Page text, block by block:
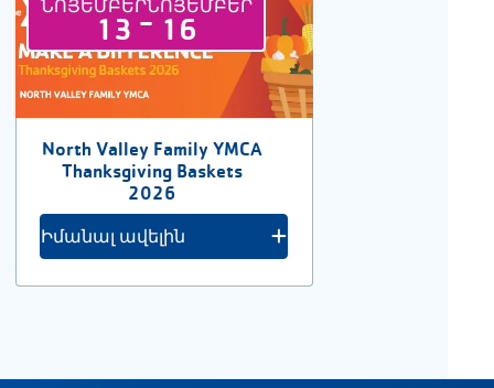
ՆՈՅԵՄԲԵՐՆՈՅԵՄԲԵՐ
13 - 16
North Valley Family YMCA
Thanksgiving Baskets
2026
Իմանալ ավելին